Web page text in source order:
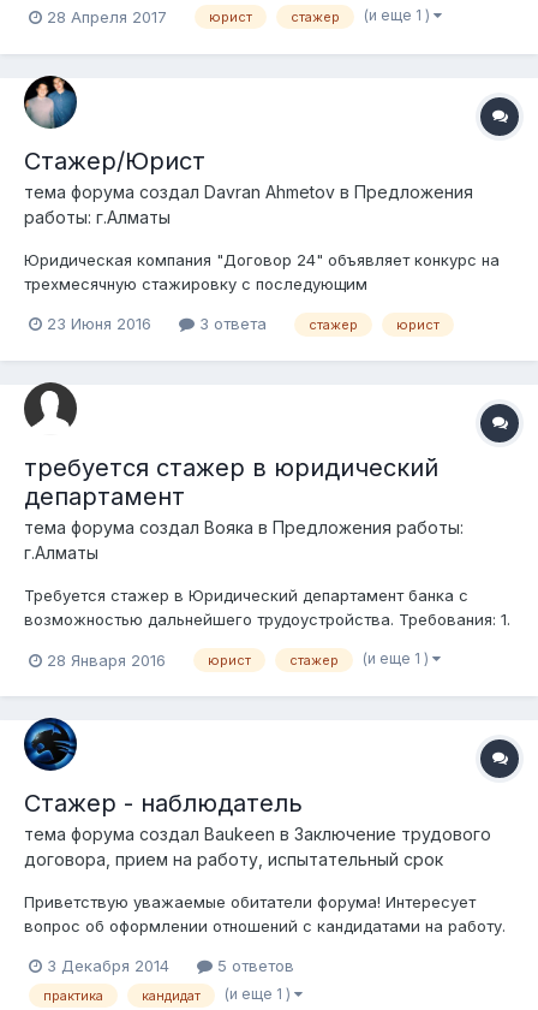
хорошие знания гражданского законодательства; наличие
Алмат...
28 Апреля 2017 юрист стажер (и еще 1 )
Стажер/Юрист
тема форума создал Davran Ahmetov в Предложения
работы: г.Алматы
Юридическая компания "Договор 24" объявляет конкурс на
трехмесячную стажировку с последующим
Основные пожелания к кандидату: основательные
стойкое желание преуспеть; аналитические способно...
23 Июня 2016 3 ответа стажер юрист
требуется стажер в юридический
департамент
тема форума создал Вояка в Предложения работы:
г.Алматы
Требуется стажер в Юридический департамент банка с
возможностью дальнейшего трудоустройства. Требования: 1.
(рассматриваются резюме студентов 3, 4 курсов), 2. знание
пунктуально...
28 Января 2016 юрист стажер (и еще 1 )
Стажер - наблюдатель
тема форума создал Baukeen в Заключение трудового
договора, прием на работу, испытательный срок
Приветствую уважаемые обитатели форума! Интересует
вопрос об оформлении отношений с кандидатами на работу.
оформлении стажеров, в целях проверки их знаний/навыков
перед допуском к работе. Но, поскольку трудовым кодексом
3 Декабря 2014 5 ответов
практика кандидат (и еще 1 )